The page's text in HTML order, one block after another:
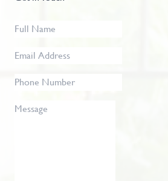
Full
Email
Phone
Message